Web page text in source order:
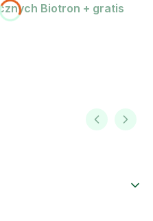
Biotron + gratis